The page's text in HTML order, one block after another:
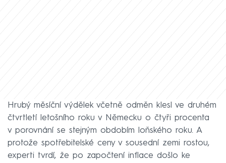
Hrubý měsíční výdělek včetně odměn klesl ve druhém
čtvrtletí letošního roku v Německu o čtyři procenta
v porovnání se stejným obdobím loňského roku. A
protože spotřebitelské ceny v sousední zemi rostou,
experti tvrdí, že po započtení inflace došlo ke